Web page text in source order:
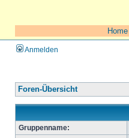
Home
Anmelden
Foren-Übersicht
Gruppenname: